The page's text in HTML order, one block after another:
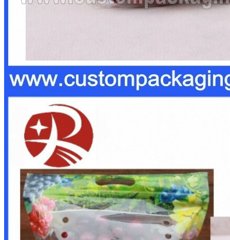
เราจะโทรกลับหาคุณเร็ว